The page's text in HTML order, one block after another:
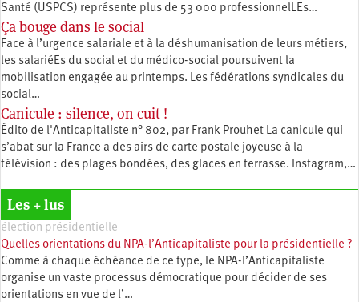
Santé (USPCS) représente plus de 53 000 professionnelLEs…
Ça bouge dans le social
Face à l’urgence salariale et à la déshumanisation de leurs métiers,
les salariéEs du social et du médico-social poursuivent la
mobilisation engagée au printemps. Les fédérations syndicales du
social…
Canicule : silence, on cuit !
Édito de l'Anticapitaliste n° 802, par Frank Prouhet La canicule qui
s’abat sur la France a des airs de carte postale joyeuse à la
télévision : des plages bondées, des glaces en terrasse. Instagram,…
Les + lus
élection présidentielle
Quelles orientations du NPA-l’Anticapitaliste pour la présidentielle ?
Comme à chaque échéance de ce type, le NPA-l’Anticapitaliste
organise un vaste processus démocratique pour décider de ses
orientations en vue de l’…